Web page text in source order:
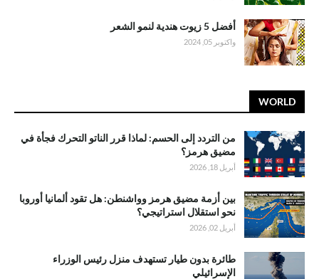
أفضل 5 زيوت هندية لنمو الشعر
واكتوبر 05, 2024
WORLD
من التردد إلى الحسم: لماذا قرر الناتو التحرك فجأة في
مضيق هرمز؟
أبريل 18, 2026
بين أزمة مضيق هرمز وواشنطن: هل تقود ألمانيا أوروبا
نحو استقلال استراتيجي؟
أبريل 02, 2026
طائرة بدون طيار تستهدف منزل رئيس الوزراء
الإسرائيلي